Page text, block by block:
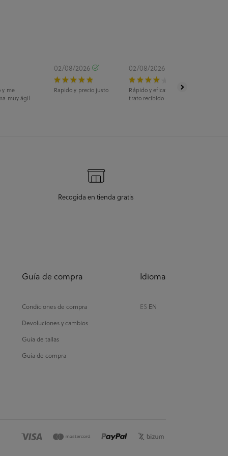
y me
muy ágil
02/08/2026
Rapido y precio justo
02/08/2026
Rápido y eficaz. La recogida fue en
trato recibido fue estupendo.
Recogida en tienda gratis
Guía de compra
Condiciones de compra
Devoluciones y cambios
Guía de tallas
Guía de compra
Idioma
ES EN